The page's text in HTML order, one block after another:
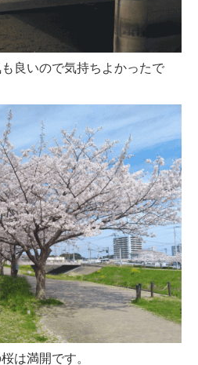
良いので気持ちよかったで
は満開です。